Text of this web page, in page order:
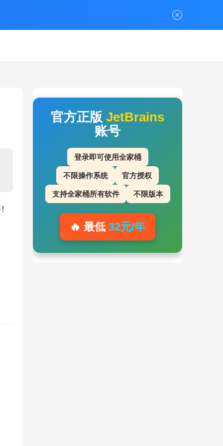
官方正版 JetBrains
账号
登录即可使用全家桶
不限操作系统 官方授权
支持全家桶所有软件 不限版本
🔥 最低 32元/年